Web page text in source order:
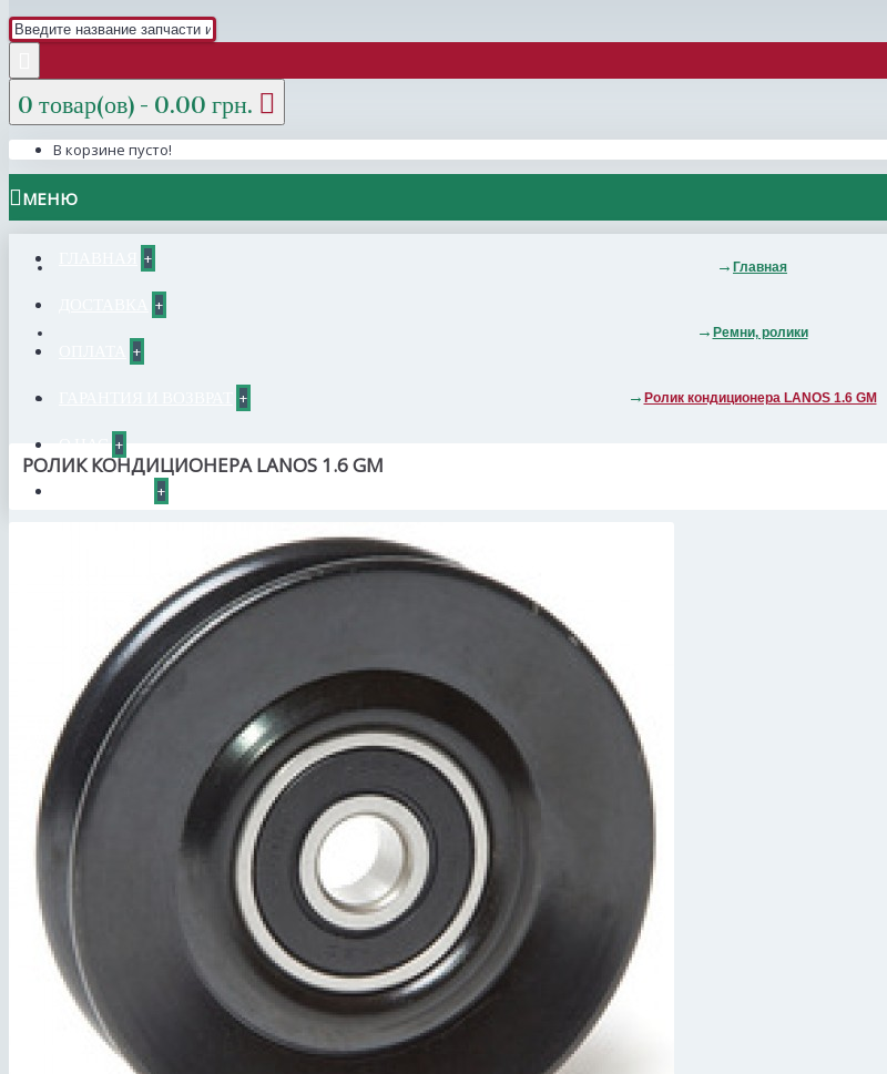
0 товар(ов) - 0.00 грн.
В корзине пусто!
МЕНЮ
+
+
+
+
+
+
Главная
Ремни, ролики
Ролик кондиционера LANOS 1.6 GM
РОЛИК КОНДИЦИОНЕРА LANOS 1.6 GM